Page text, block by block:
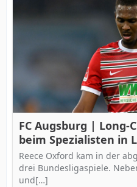
FC Augsburg | Long-
beim Spezialisten in
Reece Oxford kam in der
drei Bundesligaspiele.
und[…]